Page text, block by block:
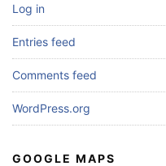
Log in
Entries feed
Comments feed
WordPress.org
GOOGLE MAPS